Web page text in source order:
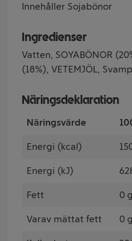
Innehåller Sojabönor
Ingredienser
Vatten, SOYABÖNOR
(18%), VETEMJÖL,
Näringsdeklaration
Näringsvärde
Energi (kcal)
Energi (kJ)
Fett 0 g
Varav mättat fett 0 g